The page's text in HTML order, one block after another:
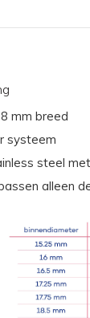
mm breed
systeem
steel
alleen